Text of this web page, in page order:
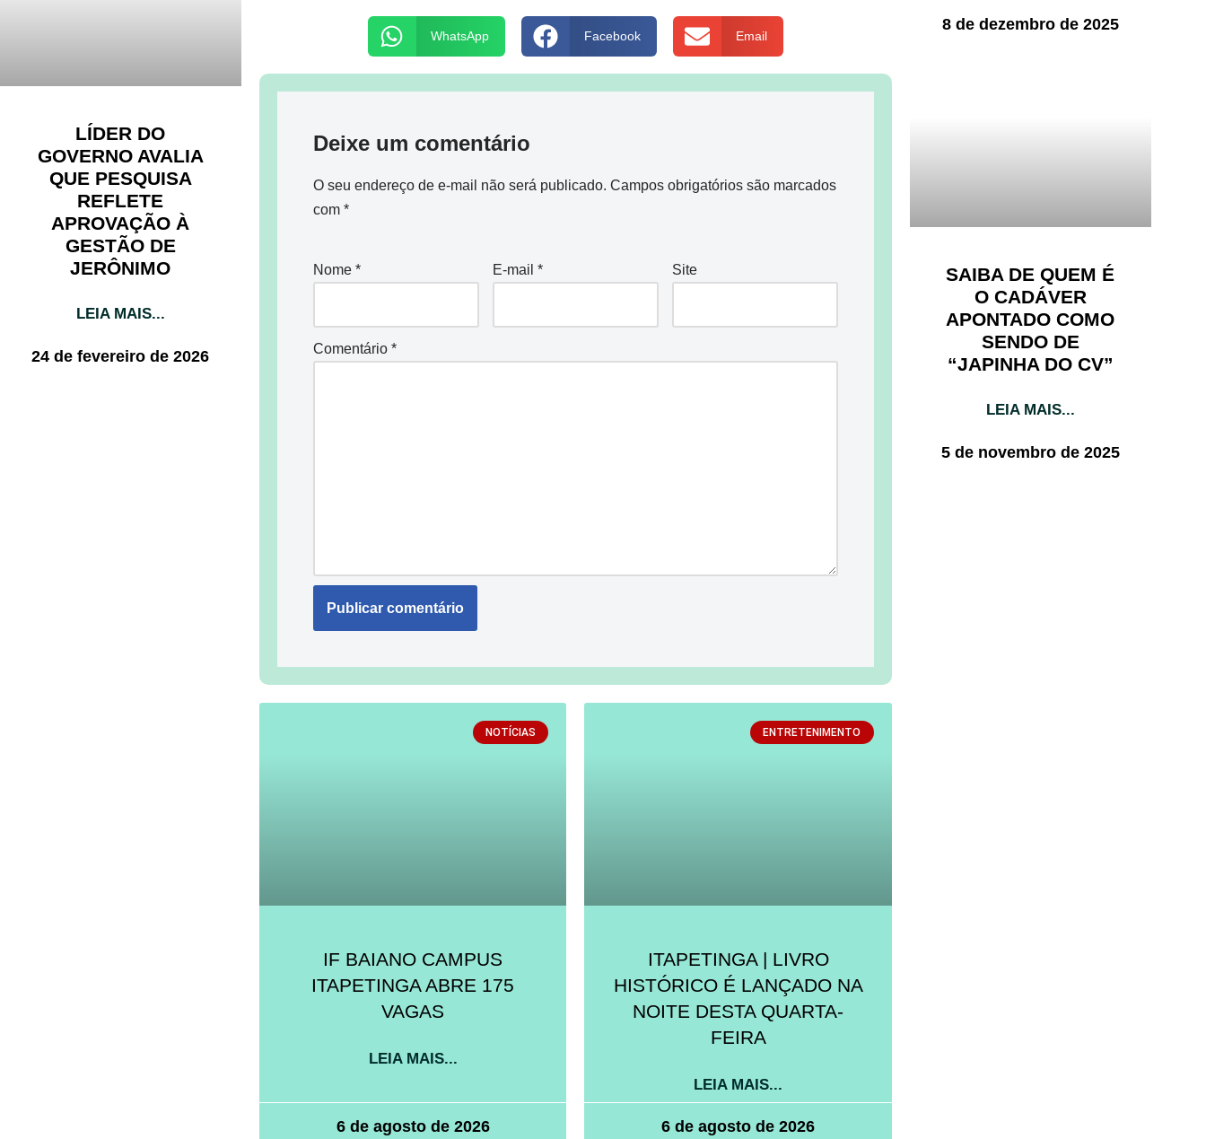
LÍDER DO
GOVERNO AVALIA
QUE PESQUISA
REFLETE
APROVAÇÃO À
GESTÃO DE
JERÔNIMO
LEIA MAIS...
24 de fevereiro de 2026
WhatsApp Facebook Email
Deixe um comentário
O seu endereço de e-mail não será publicado. Campos obrigatórios são marcados
com *
Nome * E-mail * Site
Comentário *
NOTÍCIAS
IF BAIANO CAMPUS
ITAPETINGA ABRE 175
VAGAS
LEIA MAIS...
6 de agosto de 2026
ENTRETENIMENTO
ITAPETINGA | LIVRO
HISTÓRICO É LANÇADO NA
NOITE DESTA QUARTA-
FEIRA
LEIA MAIS...
6 de agosto de 2026
8 de dezembro de 2025
SAIBA DE QUEM É
O CADÁVER
APONTADO COMO
SENDO DE
“JAPINHA DO CV”
LEIA MAIS...
5 de novembro de 2025